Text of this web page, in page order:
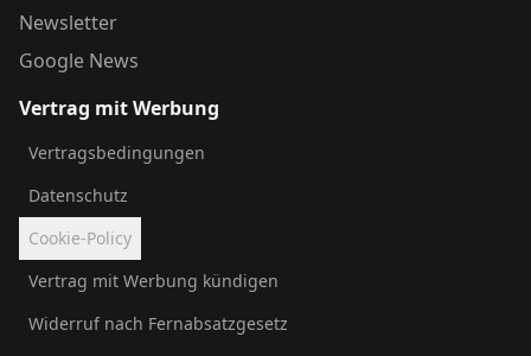
Newsletter
Google News
Vertrag mit Werbung
Vertragsbedingungen
Datenschutz
Cookie-Policy
Vertrag mit Werbung kündigen
Widerruf nach Fernabsatzgesetz